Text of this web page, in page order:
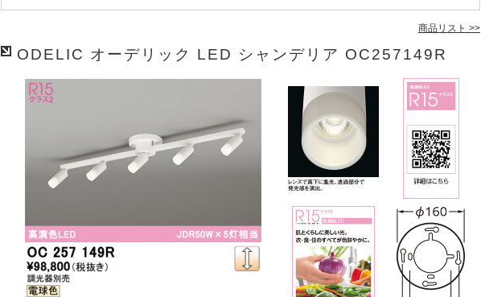
商品リスト >>
ODELIC オーデリック LED シャンデリア OC257149R